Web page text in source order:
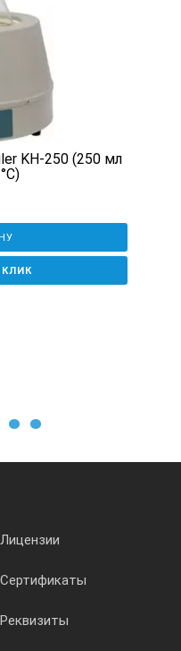
KН-250 (250 мл
КЛИК
Лицензии
Сертификаты
Реквизиты